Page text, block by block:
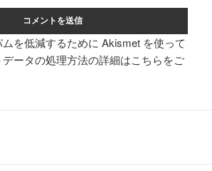
を低減するために Akismet を使って
データの処理方法の詳細はこちらをご